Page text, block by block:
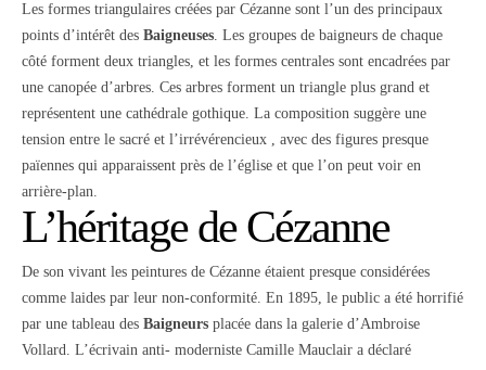
Les formes triangulaires créées par Cézanne sont l’un des principaux
points d’intérêt des Baigneuses. Les groupes de baigneurs de chaque
côté forment deux triangles, et les formes centrales sont encadrées par
une canopée d’arbres. Ces arbres forment un triangle plus grand et
représentent une cathédrale gothique. La composition suggère une
tension entre le sacré et l’irrévérencieux , avec des figures presque
païennes qui apparaissent près de l’église et que l’on peut voir en
arrière-plan.
L’héritage de Cézanne
De son vivant les peintures de Cézanne étaient presque considérées
comme laides par leur non-conformité. En 1895, le public a été horrifié
par une tableau des Baigneurs placée dans la galerie d’Ambroise
Vollard. L’écrivain anti- moderniste Camille Mauclair a déclaré